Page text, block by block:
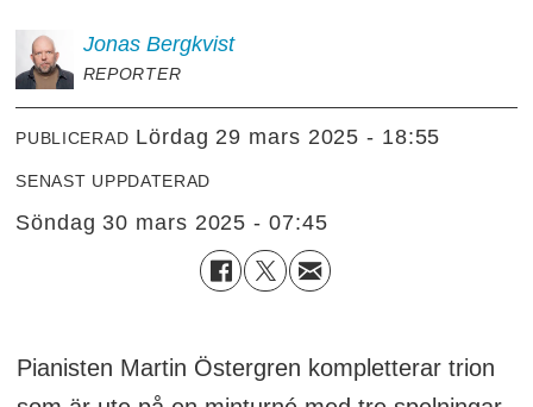
Jonas Bergkvist
REPORTER
PUBLICERAD lördag 29 mars 2025 - 18:55
SENAST UPPDATERAD
söndag 30 mars 2025 - 07:45
Pianisten Martin Östergren kompletterar trion